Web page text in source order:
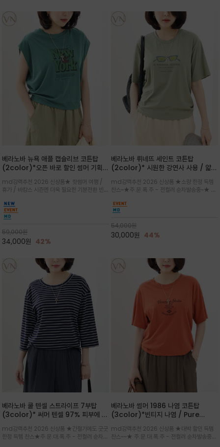
베라노바 뉴욕 애플 캡슬리브 코튼탑
(2color)*오픈 바로 할인 썸머 기획
★ 한정수량 제작 ★ 강연 코튼으로 빈
티지 프린트로 여름 하의와 모두 잘어울
리는 그래픽
md강력추천 2026 신상품★ 핫썸머 여행 /
휴가 / 바캉스 시즌엔 더욱 필요한 기분전환 빈티
부에 산뜻하게 닿는 프리미엄 /답답함 없는 라운
드 넥라인과 자연스럽게 어깨를 감싸는 캡슬리브
디자인이 팔 라인을 더욱 날씬
59,000원
34,000원 42%
베라노바 뤼네뜨 세인트 코튼탑
(2color)* 시원한 강연사 사용 / 얇고
피부에 잘 달라붙지 않아 통기성이 탁월
md강력추천 2026 신상품 ★소량 한정 득템
찬스~★주.문.폭.주 - 전컬러 순차발송중~★ 감
라인과 여유 있는 스탠다드 핏으로 부담 없이 착
용/과하지 않은 프린트 디테일이 룩에 세련된 위
트를 더해 데일리 룩에 포인트
54,000원
30,000원 44%
베라노바 쿨 텐셀 스트라이프 7부탑
(3color)* 써머 텐셀 97% 피부에 닿
소재
md강력추천 2026 신상품 ★간절기에도 굿굿
한정 득템 찬스★주.문.대.폭.주 - 전컬러 순차발
베라노바 썸머 1986 나염 코튼탑
(3color)*빈티지 나염 / Pure
어도 룩에 감도가 살아나는 베라노바 스
튜디오 티셔츠
md강력추천 2026 신상품 ★대박 할인 득템
찬스~~★ 주.문.대.폭.주 - 전컬러 순차발송중